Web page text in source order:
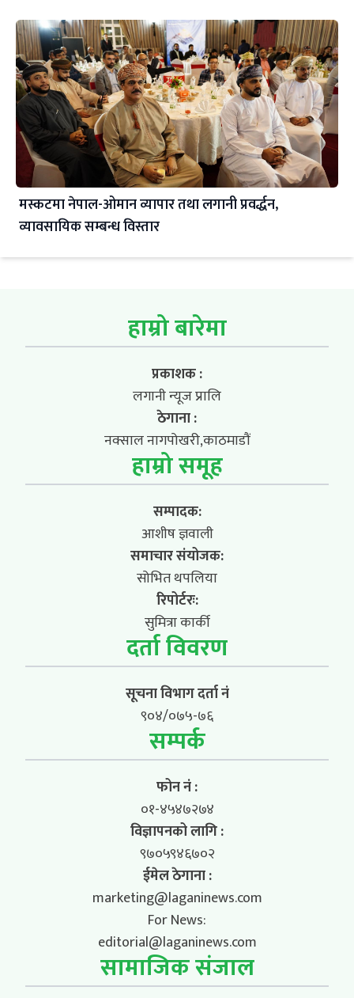
मस्कटमा नेपाल-ओमान व्यापार तथा लगानी प्रवर्द्धन,
व्यावसायिक सम्बन्ध विस्तार
हाम्रो बारेमा
प्रकाशक :
लगानी न्यूज प्रालि
ठेगाना :
नक्साल नागपोखरी,काठमाडौं
हाम्रो समूह
सम्पादक:
आशीष ज्ञवाली
समाचार संयोजक:
सोभित थपलिया
रिपोर्टरः:
सुमित्रा कार्की
दर्ता विवरण
सूचना विभाग दर्ता नं
९०४/०७५-७६
सम्पर्क
फोन नं :
०१-४५४७२७४
विज्ञापनको लागि :
९७०५९४६७०२
ईमेल ठेगाना :
marketing@laganinews.com
For News:
editorial@laganinews.com
सामाजिक संजाल